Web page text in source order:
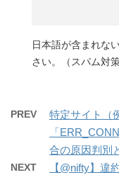
日本語が含まれな
さい。（スパム対策
PREV
特定サイト（
「
合の原因判別
NEXT
【@nifty】違